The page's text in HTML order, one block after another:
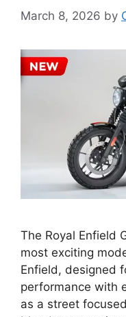
March 8, 2026 by
The Royal Enfield
most exciting
Enfield, designed
performance with
as a street